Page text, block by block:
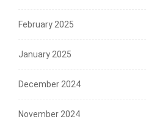
February 2025
January 2025
December 2024
November 2024